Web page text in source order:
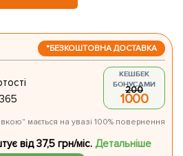
*БЕЗКОШТОВНА ДОСТАВКА
КЕШБЕК
БОНУСАМИ
200
1000
мається на увазі 100% повернення
від 37,5 грн/міс.Детальніше